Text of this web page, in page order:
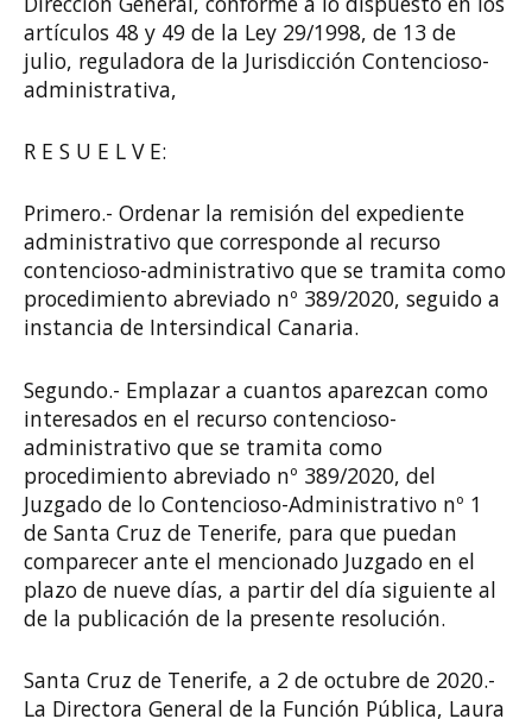
artículos 48 y 49 de la Ley 29/1998, de 13 de
julio, reguladora de la Jurisdicción Contencioso-
administrativa,
R E S U E L V E:
Primero.- Ordenar la remisión del expediente
administrativo que corresponde al recurso
contencioso-administrativo que se tramita como
procedimiento abreviado nº 389/2020, seguido a
instancia de Intersindical Canaria.
Segundo.- Emplazar a cuantos aparezcan como
interesados en el recurso contencioso-
administrativo que se tramita como
procedimiento abreviado nº 389/2020, del
Juzgado de lo Contencioso-Administrativo nº 1
de Santa Cruz de Tenerife, para que puedan
comparecer ante el mencionado Juzgado en el
plazo de nueve días, a partir del día siguiente al
de la publicación de la presente resolución.
Santa Cruz de Tenerife, a 2 de octubre de 2020.-
La Directora General de la Función Pública, Laura